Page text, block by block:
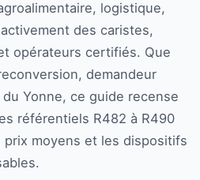
logistique,
des caristes,
opérateurs certifiés. Que
demandeur
Yonne, ce guide recense
référentiels R482 à R490
prix moyens et les dispositifs